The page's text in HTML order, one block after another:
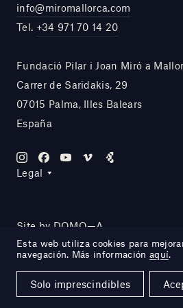
info@miromallorca.com
Tel. +34 971 70 14 20
Fundació Pilar i Joan Miró a
Carrer de Saridakis, 29
07015 Palma, Illes Balears
España
Legal
Site by DOMO—A
Esta web utiliza cookies para
navegación. Más información aquí.
Solo imprescindibles